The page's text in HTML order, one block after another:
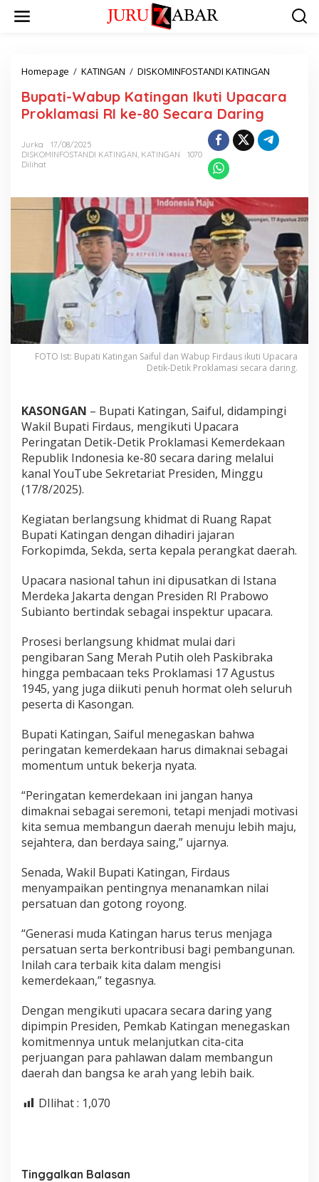
Homepage / KATINGAN / DISKOMINFOSTANDI KATINGAN
Bupati-Wabup Katingan Ikuti Upacara
Proklamasi RI ke-80 Secara Daring
Jurka
17/08/2025
DISKOMINFOSTANDI KATINGAN, KATINGAN
1070
Dilihat
FOTO Ist: Bupati Katingan Saiful dan Wabup Firdaus ikuti Upacara
Detik-Detik Proklamasi secara daring.
KASONGAN – Bupati Katingan, Saiful, didampingi
Wakil Bupati Firdaus, mengikuti Upacara
Peringatan Detik-Detik Proklamasi Kemerdekaan
Republik Indonesia ke-80 secara daring melalui
kanal YouTube Sekretariat Presiden, Minggu
(17/8/2025).
Kegiatan berlangsung khidmat di Ruang Rapat
Bupati Katingan dengan dihadiri jajaran
Forkopimda, Sekda, serta kepala perangkat daerah.
Upacara nasional tahun ini dipusatkan di Istana
Merdeka Jakarta dengan Presiden RI Prabowo
Subianto bertindak sebagai inspektur upacara.
Prosesi berlangsung khidmat mulai dari
pengibaran Sang Merah Putih oleh Paskibraka
hingga pembacaan teks Proklamasi 17 Agustus
1945, yang juga diikuti penuh hormat oleh seluruh
peserta di Kasongan.
Bupati Katingan, Saiful menegaskan bahwa
peringatan kemerdekaan harus dimaknai sebagai
momentum untuk bekerja nyata.
“Peringatan kemerdekaan ini jangan hanya
dimaknai sebagai seremoni, tetapi menjadi motivasi
kita semua membangun daerah menuju lebih maju,
sejahtera, dan berdaya saing,” ujarnya.
Senada, Wakil Bupati Katingan, Firdaus
menyampaikan pentingnya menanamkan nilai
persatuan dan gotong royong.
“Generasi muda Katingan harus terus menjaga
persatuan serta berkontribusi bagi pembangunan.
Inilah cara terbaik kita dalam mengisi
kemerdekaan,” tegasnya.
Dengan mengikuti upacara secara daring yang
dipimpin Presiden, Pemkab Katingan menegaskan
komitmennya untuk melanjutkan cita-cita
perjuangan para pahlawan dalam membangun
daerah dan bangsa ke arah yang lebih baik.
DIlihat : 1,070
Tinggalkan Balasan